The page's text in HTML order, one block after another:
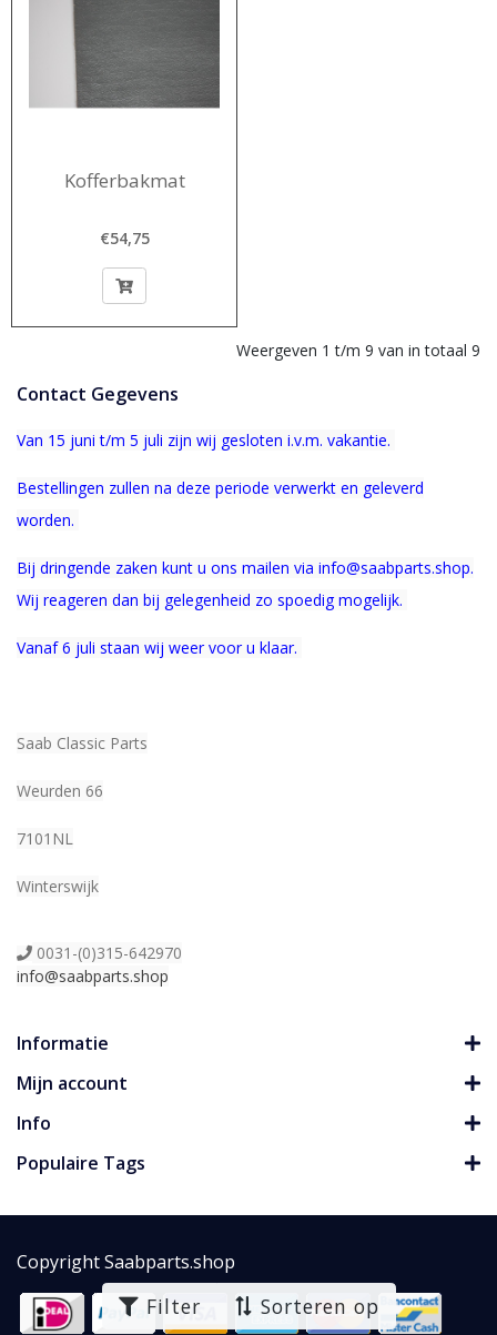
Kofferbakmat
€54,75
Weergeven 1 t/m 9 van in totaal 9
Filter Sorteren op
Contact Gegevens
Van 15 juni t/m 5 juli zijn wij gesloten i.v.m. vakantie.
Bestellingen zullen na deze periode verwerkt en geleverd
worden.
Bij dringende zaken kunt u ons mailen via info@saabparts.shop.
Wij reageren dan bij gelegenheid zo spoedig mogelijk.
Vanaf 6 juli staan wij weer voor u klaar.
Saab Classic Parts
Weurden 66
7101NL
Winterswijk
0031-(0)315-642970
info@saabparts.shop
Informatie
Mijn account
Info
Populaire Tags
Copyright Saabparts.shop